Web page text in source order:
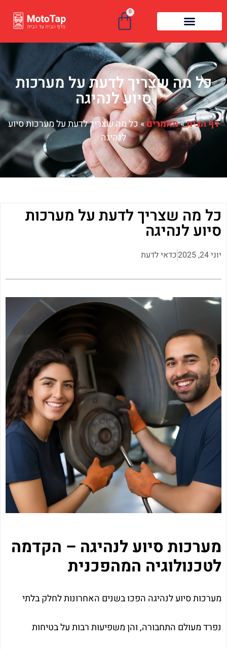
0
כל מה שצריך לדעת על מערכות
סיוע לנהיגה
דף הבית»מאמרים» כל מה שצריך לדעת על מערכות סיוע
לנהיגה
כל מה שצריך לדעת על מערכות
סיוע לנהיגה
יוני 24, 2025 כדאי לדעת
מערכות סיוע לנהיגה – הקדמה
לטכנולוגיה המהפכנית
מערכות סיוע לנהיגה הפכו בשנים האחרונות לחלק בלתי
נפרד מעולם התחבורה, והן משפיעות רבות על בטיחות